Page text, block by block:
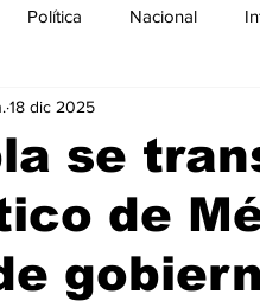
Política Nacional
Salud
se
de
18 dic 2025